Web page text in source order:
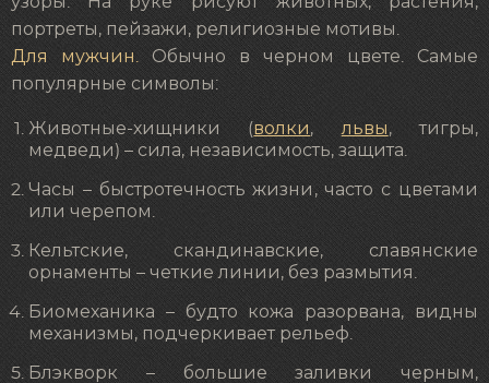
портреты, пейзажи, религиозные мотивы.
Для мужчин. Обычно в черном цвете. Самые
популярные символы:
Животные-хищники (волки, львы, тигры,
медведи) – сила, независимость, защита.
Часы – быстротечность жизни, часто с цветами
или черепом.
Кельтские, скандинавские, славянские
орнаменты – четкие линии, без размытия.
Биомеханика – будто кожа разорвана, видны
механизмы, подчеркивает рельеф.
Блэкворк – большие заливки черным,